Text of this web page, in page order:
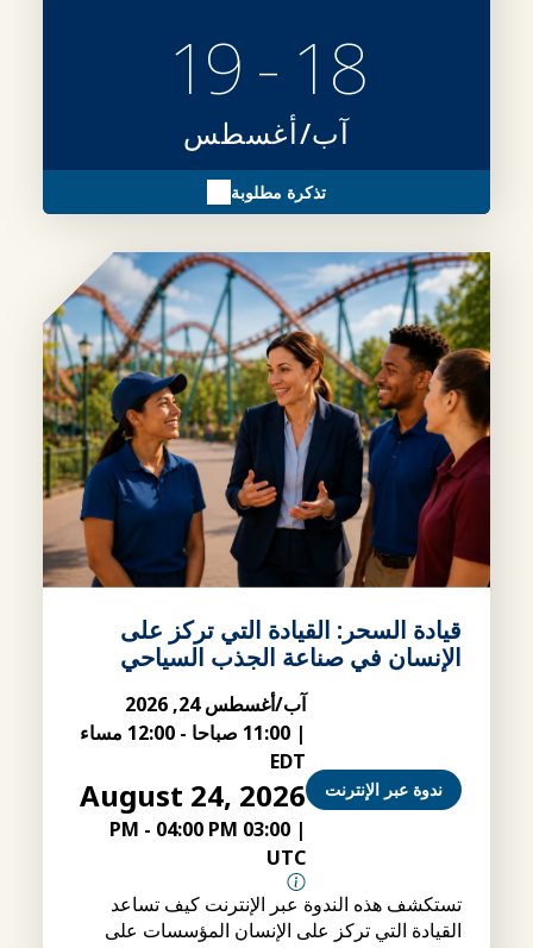
18 - 19
آب/أغسطس
تذكرة مطلوبة
قيادة السحر: القيادة التي تركز على
الإنسان في صناعة الجذب السياحي
ندوة عبر الإنترنت
آب/أغسطس 24, 2026
| 11:00 صباحا -
12:00 مساء
EDT
August 24, 2026
|
03:00 PM
- 04:00 PM
UTC
تستكشف هذه الندوة عبر الإنترنت كيف تساعد
القيادة التي تركز على الإنسان المؤسسات على